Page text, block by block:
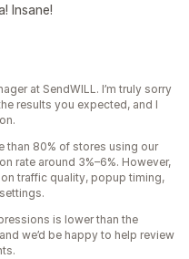
Insane!
at SendWILL. I’m truly sorry
results you expected, and I
than 80% of stores using our
rate around 3%–6%. However,
traffic quality, popup timing,
is lower than the
we’d be happy to help review